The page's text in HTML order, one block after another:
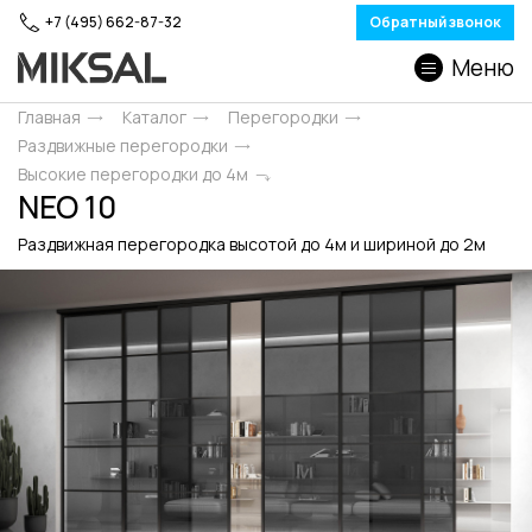
+7 (495) 662-87-32 Обратный звонок
Меню
Главная Каталог
Перегородки
Раздвижные перегородки
Высокие перегородки до 4м
NEO 10
Раздвижная перегородка высотой до 4м и шириной до 2м